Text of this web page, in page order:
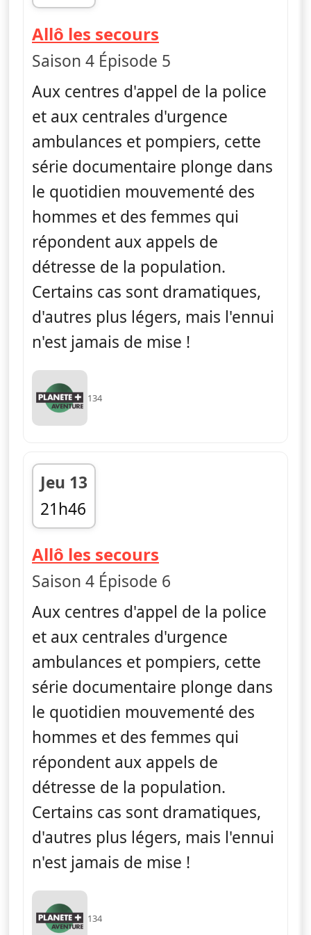
fin 21h46
Allô les secours
Saison 4 Épisode 5
Aux centres d'appel de la police
et aux centrales d'urgence
ambulances et pompiers, cette
série documentaire plonge dans
le quotidien mouvementé des
hommes et des femmes qui
répondent aux appels de
détresse de la population.
Certains cas sont dramatiques,
d'autres plus légers, mais l'ennui
n'est jamais de mise !
134
Jeu 13
21h46
fin 22h37
Allô les secours
Saison 4 Épisode 6
Aux centres d'appel de la police
et aux centrales d'urgence
ambulances et pompiers, cette
série documentaire plonge dans
le quotidien mouvementé des
hommes et des femmes qui
répondent aux appels de
détresse de la population.
Certains cas sont dramatiques,
d'autres plus légers, mais l'ennui
n'est jamais de mise !
134